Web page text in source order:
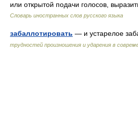
или открытой подачи голосов,
Словарь иностранных слов русского языка
забаллотировать — и устарелое
трудностей произношения и ударения в